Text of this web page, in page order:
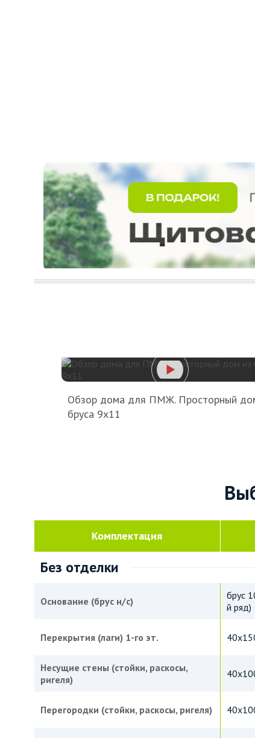
Обзор дома для ПМЖ. Просторный
бруса 9х11
Комплектация
Без отделки
Основание (брус н/с)
Перекрытия (лаги) 1-го эт.
Несущие стены (стойки, раскосы,
ригеля)
Перегородки (стойки, раскосы, ригеля)
брус
й ряд)